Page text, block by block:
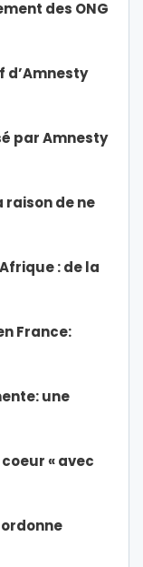
des ONG
d’Amnesty
par Amnesty
raison de ne
: de la
France:
une
« avec